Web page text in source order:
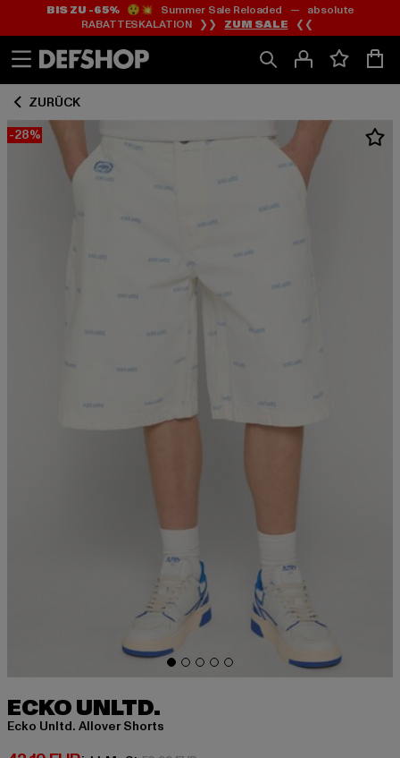
Zum
Inhalt
springen
Zum
Fußzeile
springen
BIS ZU -65%😲💥 Summer Sale Reloaded — absolute
RABATTESKALATION ❯❯ ZUM SALE ❮❮
ZURÜCK
-28%
ECKO UNLTD.
Ecko Unltd. Allover Shorts